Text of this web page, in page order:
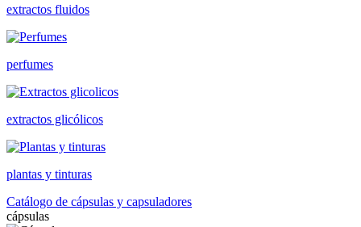
extractos fluidos
perfumes
extractos glicólicos
plantas y tinturas
Catálogo de cápsulas y capsuladores
cápsulas